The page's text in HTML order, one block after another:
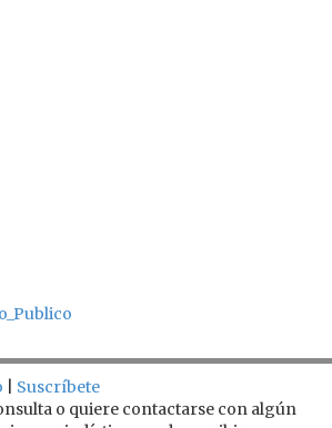
Suscríbete
o quiere contactarse con algún